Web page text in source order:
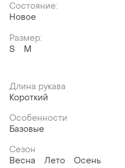
Состояние:
Новое
Размер:
S
M
Длина рукава
Короткий
Особенности
Базовые
Сезон
Весна
Лето Осень